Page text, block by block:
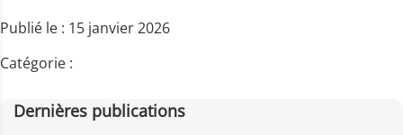
Publié le : 15 janvier 2026
Catégorie :
Dernières publications